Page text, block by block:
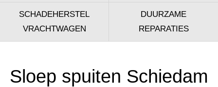
SCHADEHERSTEL
VRACHTWAGEN
DUURZAME
REPARATIES
Sloep spuiten Schiedam